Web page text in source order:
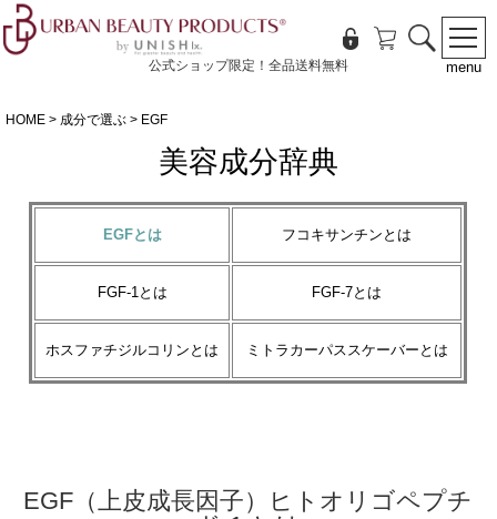
menu
公式ショップ限定！全品送料無料
HOME 成分で選ぶ EGF
美容成分辞典
EGFとは フコキサンチンとは
FGF-1とは FGF-7とは
ホスファチジルコリンとは ミトラカーパススケーバーとは
EGF（上皮成長因子）ヒトオリゴペプチ